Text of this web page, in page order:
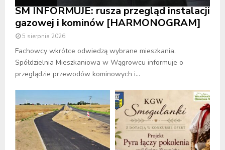
SM INFORMUJE: rusza przegląd instalacji
gazowej i kominów [HARMONOGRAM]
5 sierpnia 2026
Fachowcy wkrótce odwiedzą wybrane mieszkania.
Spółdzielnia Mieszkaniowa w Wągrowcu informuje o
przeglądzie przewodów kominowych i...